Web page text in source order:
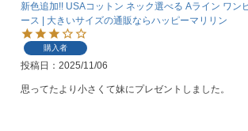
新色追加!! USAコットン ネック選べる Aライン ワン
ース | 大きいサイズの通販ならハッピーマリリン
購入者
投稿日 2025/11/06
思ってたより小さくて妹にプレゼントしました。